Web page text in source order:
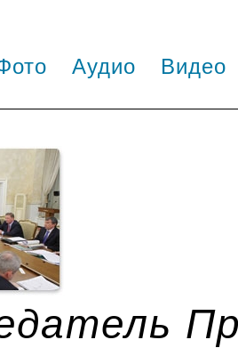
Аудио Видео